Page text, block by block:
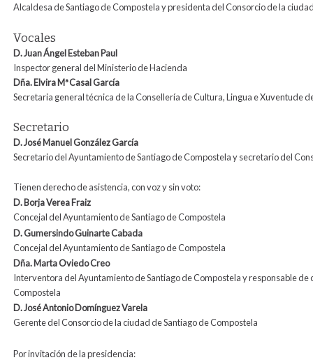
Alcaldesa de Santiago de Compostela y presidenta del Consorcio de la
Vocales
D. Juan Ángel Esteban Paul
Inspector general del Ministerio de Hacienda
Dña. ElviraMªCasal García
Secretaria general técnica de la Consellería de Cultura, Lingua e Xuventude
Secretario
D.José Manuel González García
Secretario del Ayuntamiento de Santiago de Compostela y secretario del
Tienen derecho de asistencia, con voz y sin voto:
D. Borja Verea Fraiz
Concejal del Ayuntamiento de Santiago de Compostela
D. Gumersindo Guinarte Cabada
Concejal del Ayuntamiento de Santiago de Compostela
Dña.Marta Oviedo Creo
Interventora del Ayuntamiento de Santiago de Compostela y responsable
Compostela
D. José Antonio DomínguezVarela
Gerente del Consorcio de la ciudad de Santiago de Compostela
Por invitación de la presidencia: